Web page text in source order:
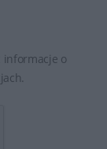
informacje o